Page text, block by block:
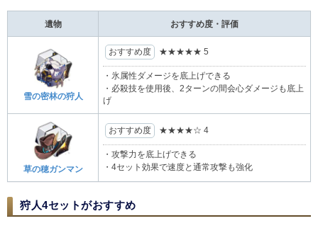
遺物 おすすめ度・評価
雪の密林の狩人
おすすめ度 ★★★★★ 5
・氷属性ダメージを底上げできる
・必殺技を使用後、2ターンの間会心ダメージも底上
げ
草の穂ガンマン
おすすめ度 ★★★★☆ 4
・攻撃力を底上げできる
・4セット効果で速度と通常攻撃も強化
狩人4セットがおすすめ